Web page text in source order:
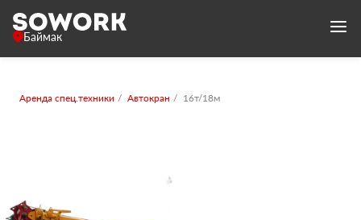
Баймак
Аренда спец.техники Автокран 16т/18м